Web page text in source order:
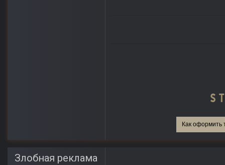
Как оформить
Злобная реклама